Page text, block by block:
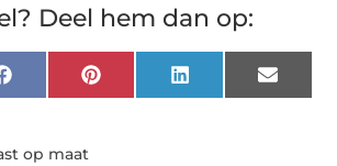
Deel hem dan op:
FacebookPinterestLinkedInEmail
op maat